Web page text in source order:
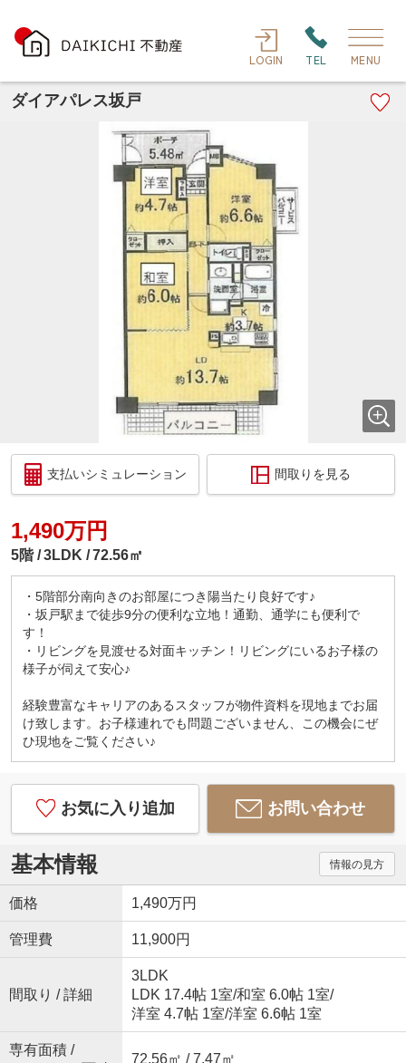
LOGIN TEL MENU
ダイアパレス坂戸
支払いシミュレーション 間取りを見る
1,490万円
5階 3LDK 72.56㎡
・5階部分南向きのお部屋につき陽当たり良好です♪
・坂戸駅まで徒歩9分の便利な立地！通勤、通学にも便利で
す！
・リビングを見渡せる対面キッチン！リビングにいるお子様の
様子が伺えて安心♪
経験豊富なキャリアのあるスタッフが物件資料を現地までお届
け致します。お子様連れでも問題ございません、この機会にぜ
ひ現地をご覧ください♪
お気に入り追加 お問い合わせ
基本情報 情報の見方
価格 1,490万円
管理費 11,900円
間取り / 詳細
3LDK
LDK 17.4帖 1室/和室 6.0帖 1室/
洋室 4.7帖 1室/洋室 6.6帖 1室
専有面積 /
72.56㎡ / 7.47㎡